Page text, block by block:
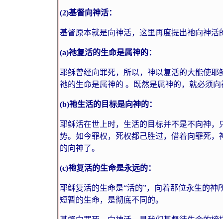
(2)基督向神活：
基督原本就是向神活，这里再度提出祂向神活
(a)祂复活的生命是属神的：
耶稣曾经向罪死，所以，神以复活的大能使
祂的生命是属神的 。既然是属神的，就必须向
(b)祂生活的目标是向神的：
耶稣活在世上时，生活的目标并不是不向神
势。如今罪权，死权都己胜过，借着向罪死
的向神了。
(c)祂复活的生命是永远的：
耶稣复活的生命是“活的”，向着那位永生的
短暂的生命，是彻底不同的。